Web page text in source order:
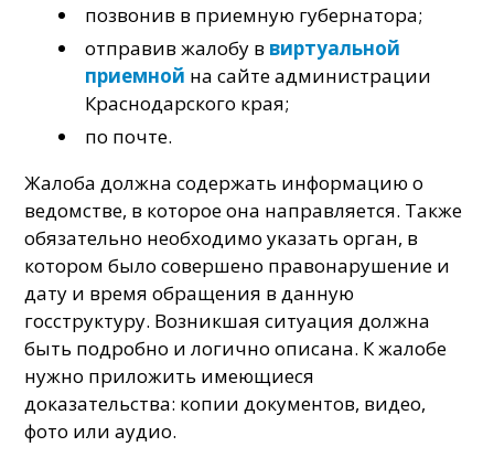
позвонив в приемную губернатора;
отправив жалобу в виртуальной
приемной на сайте администрации
Краснодарского края;
по почте.
Жалоба должна содержать информацию о
ведомстве, в которое она направляется. Также
обязательно необходимо указать орган, в
котором было совершено правонарушение и
дату и время обращения в данную
госструктуру. Возникшая ситуация должна
быть подробно и логично описана. К жалобе
нужно приложить имеющиеся
доказательства: копии документов, видео,
фото или аудио.